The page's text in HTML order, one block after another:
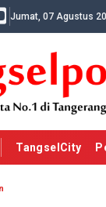
Jumat, 07 Agustus
TangselCity